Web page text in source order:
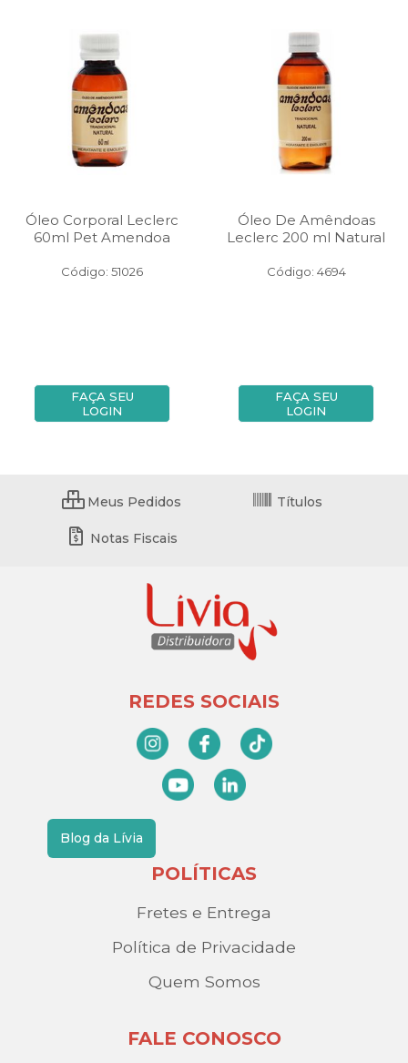
Óleo Corporal Leclerc
60ml Pet Amendoa
Código: 51026
FAÇA SEU
LOGIN
Óleo De Amêndoas
Leclerc 200 ml Natural
Código: 4694
FAÇA SEU
LOGIN
Meus Pedidos Títulos
Notas Fiscais
REDES SOCIAIS
Blog da Lívia
POLÍTICAS
Fretes e Entrega
Política de Privacidade
Quem Somos
FALE CONOSCO